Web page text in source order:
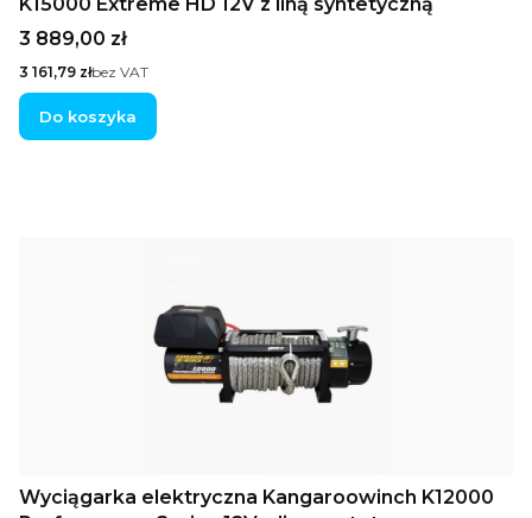
Cena
3 889,00 zł
Cena
3 161,79 złbez VAT
Do koszyka
Wyciągarka elektryczna Kangaroowinch K12000